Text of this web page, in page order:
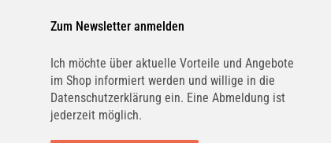
Zum Newsletter anmelden
Ich möchte über aktuelle Vorteile und Angebote
im Shop informiert werden und willige in die
Datenschutzerklärung ein. Eine Abmeldung ist
jederzeit möglich.